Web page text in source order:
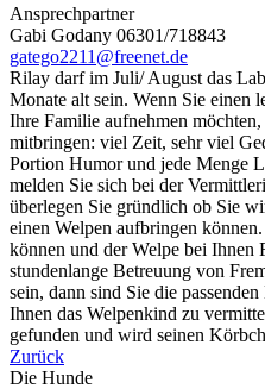
Ansprechpartner
Gabi Godany 06301/718843
gatego2211@freenet.de
Rilay darf im Juli/ August das
Monate alt sein. Wenn Sie einen
Ihre Familie aufnehmen
mitbringen: viel Zeit, sehr viel
Portion Humor und jede Menge
melden Sie sich bei der
überlegen Sie gründlich ob Sie
einen Welpen aufbringen
können und der Welpe bei Ihnen
stundenlange Betreuung von
sein, dann sind Sie die
Ihnen das Welpenkind zu
gefunden und wird seinen
Zurück
Die Hunde